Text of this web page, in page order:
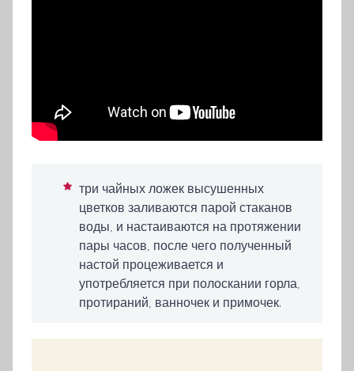
три чайных ложек высушенных
цветков заливаются парой стаканов
воды, и настаиваются на протяжении
пары часов, после чего полученный
настой процеживается и
употребляется при полоскании горла,
протираний, ванночек и примочек.